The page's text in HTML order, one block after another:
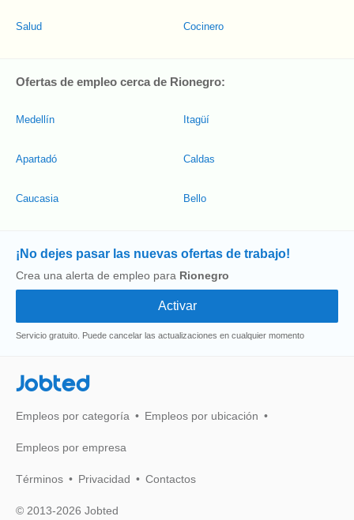
Salud Cocinero
Ofertas de empleo cerca de Rionegro:
Medellín
Apartadó
Caucasia
Itagüí
Caldas
Bello
¡No dejes pasar las nuevas ofertas de trabajo!
Crea una alerta de empleo para Rionegro
Servicio gratuito. Puede cancelar las actualizaciones en cualquier momento
Jobted
Empleos por categoría Empleos por ubicación
Empleos por empresa
Términos Privacidad Contactos
© 2013-2026 Jobted